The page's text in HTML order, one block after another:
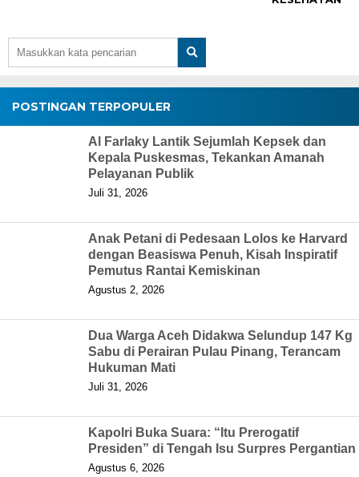
POSTINGAN TERPOPULER
Al Farlaky Lantik Sejumlah Kepsek dan
Kepala Puskesmas, Tekankan Amanah
Pelayanan Publik
Juli 31, 2026
Anak Petani di Pedesaan Lolos ke Harvard
dengan Beasiswa Penuh, Kisah Inspiratif
Pemutus Rantai Kemiskinan
Agustus 2, 2026
Dua Warga Aceh Didakwa Selundup 147 Kg
Sabu di Perairan Pulau Pinang, Terancam
Hukuman Mati
Juli 31, 2026
Kapolri Buka Suara: “Itu Prerogatif
Presiden” di Tengah Isu Surpres Pergantian
Agustus 6, 2026